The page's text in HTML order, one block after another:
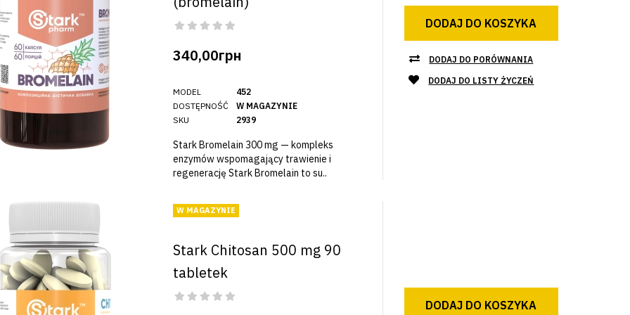
340,00грн
MODEL
DOSTĘPNOŚĆ
SKU
452
W MAGAZYNIE
2939
Stark Bromelain 300 mg — kompleks
enzymów wspomagający trawienie i
regenerację Stark Bromelain to su..
DODAJ DO KOSZYKA
DODAJ DO PORÓWNANIA
DODAJ DO LISTY ŻYCZEŃ
W MAGAZYNIE
Stark Chitosan 500 mg 90
tabletek
DODAJ DO KOSZYKA